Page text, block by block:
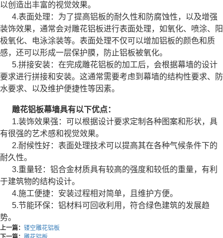
以创造出丰富的视觉效果。
4.表面处理：为了提高铝板的耐久性和防腐蚀性，以及增强
装饰效果，通常会对雕花铝板进行表面处理，如氧化、喷涂、阳
极氧化、电泳涂装等。表面处理不仅可以增加铝板的颜色和质
感，还可以形成一层保护膜，防止铝板被氧化。
5.拼接安装：在完成雕花铝板的加工后，会根据幕墙的设计
要求进行拼接和安装。这通常需要考虑到幕墙的结构性要求、防
水要求、以及维护便捷性等因素。
雕花铝板幕墙具有以下优点：
1.装饰效果强：可以根据设计要求定制各种图案和形状，具
有很强的艺术感和视觉效果。
2.耐候性好：表面处理技术可以提高其在各种气候条件下的
耐久性。
3.重量轻：铝合金材质具有较高的强度和较低的重量，有利
于建筑物的结构设计。
4.施工便捷：安装过程相对简单，且维护方便。
5.节能环保：铝材料可回收利用，符合绿色建筑的发展趋
势。
上一篇： 镂空雕花铝板